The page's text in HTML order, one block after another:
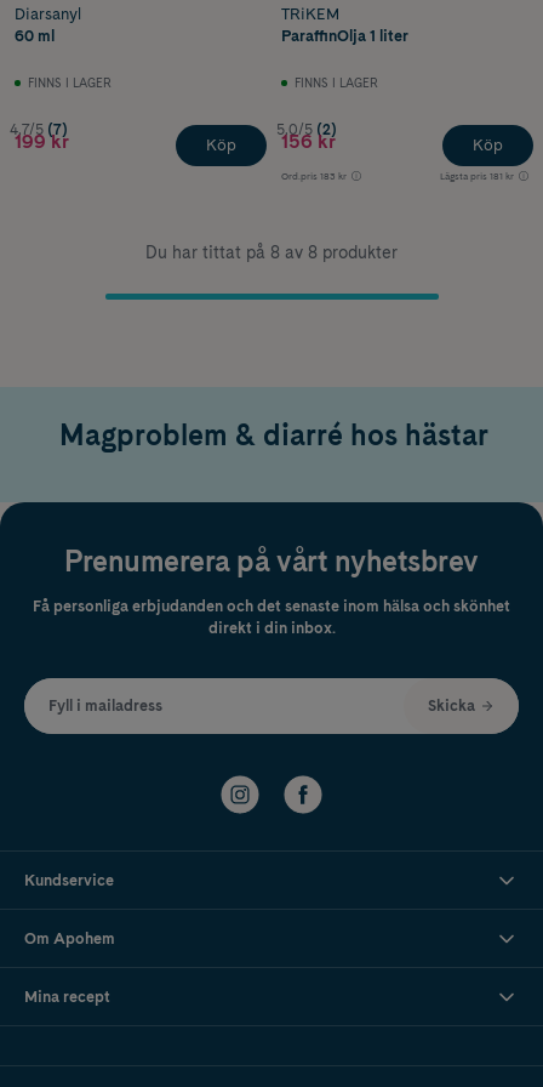
Diarsanyl
60 ml
FINNS I LAGER
4.7/5 (7)
199 kr Köp
TRiKEM
ParaffinOlja 1 liter
FINNS I LAGER
5.0/5 (2)
156 kr
Ord.pris 183 kr Lägsta pris 181 kr
Köp
Du har tittat på 8 av 8 produkter
Magproblem & diarré hos hästar
Prenumerera på vårt nyhetsbrev
Få personliga erbjudanden och det senaste inom hälsa och skönhet
direkt i din inbox.
Fyll i mailadress Skicka
Kundservice
Om Apohem
Mina recept